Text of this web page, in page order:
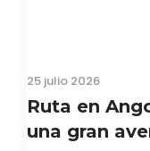
25 julio 2026
Ruta en
una gran